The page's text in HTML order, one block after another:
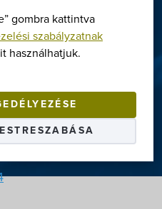
gombra kattintva
szabályzatnak
használhatjuk.